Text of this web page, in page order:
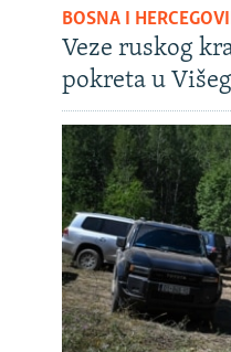
BOSNA I
Veze ruskog
pokreta u